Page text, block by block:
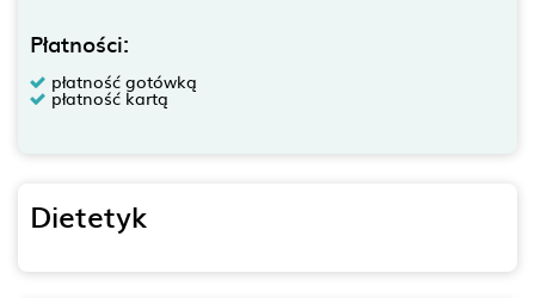
Płatności:
płatność gotówką
płatność kartą
Dietetyk